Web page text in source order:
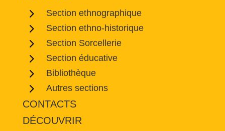
5 Section ethnographique
5 Section ethno-historique
5 Section Sorcellerie
5 Section éducative
5 Bibliothèque
5 Autres sections
CONTACTS
DÉCOUVRIR